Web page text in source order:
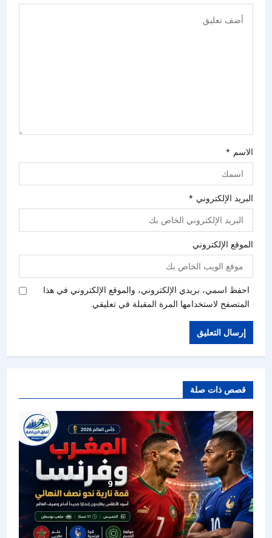
الاسم *
البريد الإلكتروني *
الموقع الإلكتروني
احفظ اسمي، بريدي الإلكتروني، والموقع الإلكتروني في هذا
المتصفح لاستخدامها المرة المقبلة في تعليقي.
قصص ذات صلة